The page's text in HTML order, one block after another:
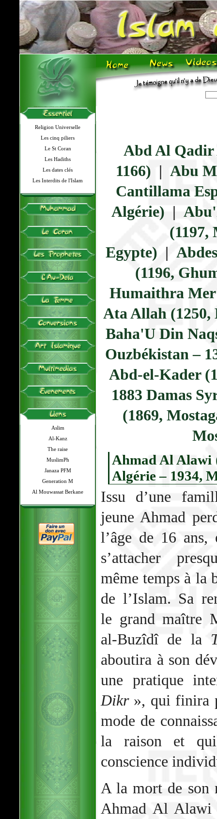
Religion Universelle
Les cinq piliers
Le St Coran
Les Hadiths
Les dates clés
Les Interdits de l'Islam
Aslim
Al-Kanz
The raise
MuslimPh
Janaza PFM
Generation M
Al Mouwassat Berkane
Abd Al
1166) | Abu
Cantillama
Algérie) |
(1197,
Egypte) |
(1196,
Humaithra Mer
Ata Allah (1250,
Baha'U Din
Ouzbékistan –
Abd-el-Kader
1883 Damas
(1869,
Ahmad Al Alawi
Algérie – 1934,
Issu d’une
jeune Ahmad
l’âge de 16 ans,
s’attacher
même temps à la
de l’Islam. Sa
le grand maître
al-Buzîdî de la
aboutira à son
une pratique
Dikr», qui finira
mode de
la raison et
conscience
A la mort de son
Ahmad Al Alawi